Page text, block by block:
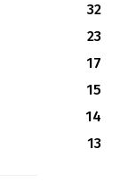
32
23
17
15
14
13